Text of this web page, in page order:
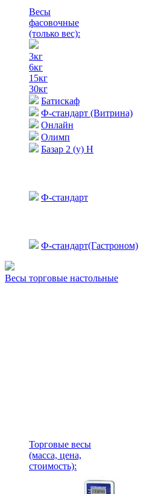
Весы
фасовочные
(только вес):
3кг
6кг
15кг
30кг
Батискаф
Ф-стандарт (Витрина)
Онлайн
Олимп
Базар 2 (у) Н
Ф-стандарт
Ф-стандарт(Гастроном)
Весы торговые настольные
Торговые весы
(масса, цена,
стоимость):